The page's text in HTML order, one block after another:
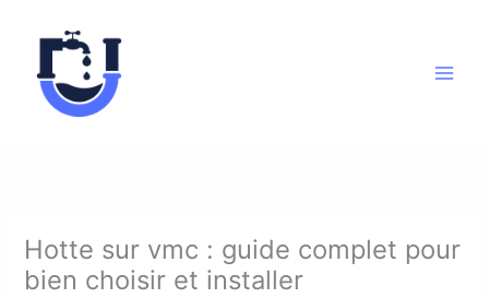
Hotte sur vmc : guide complet pour
bien choisir et installer